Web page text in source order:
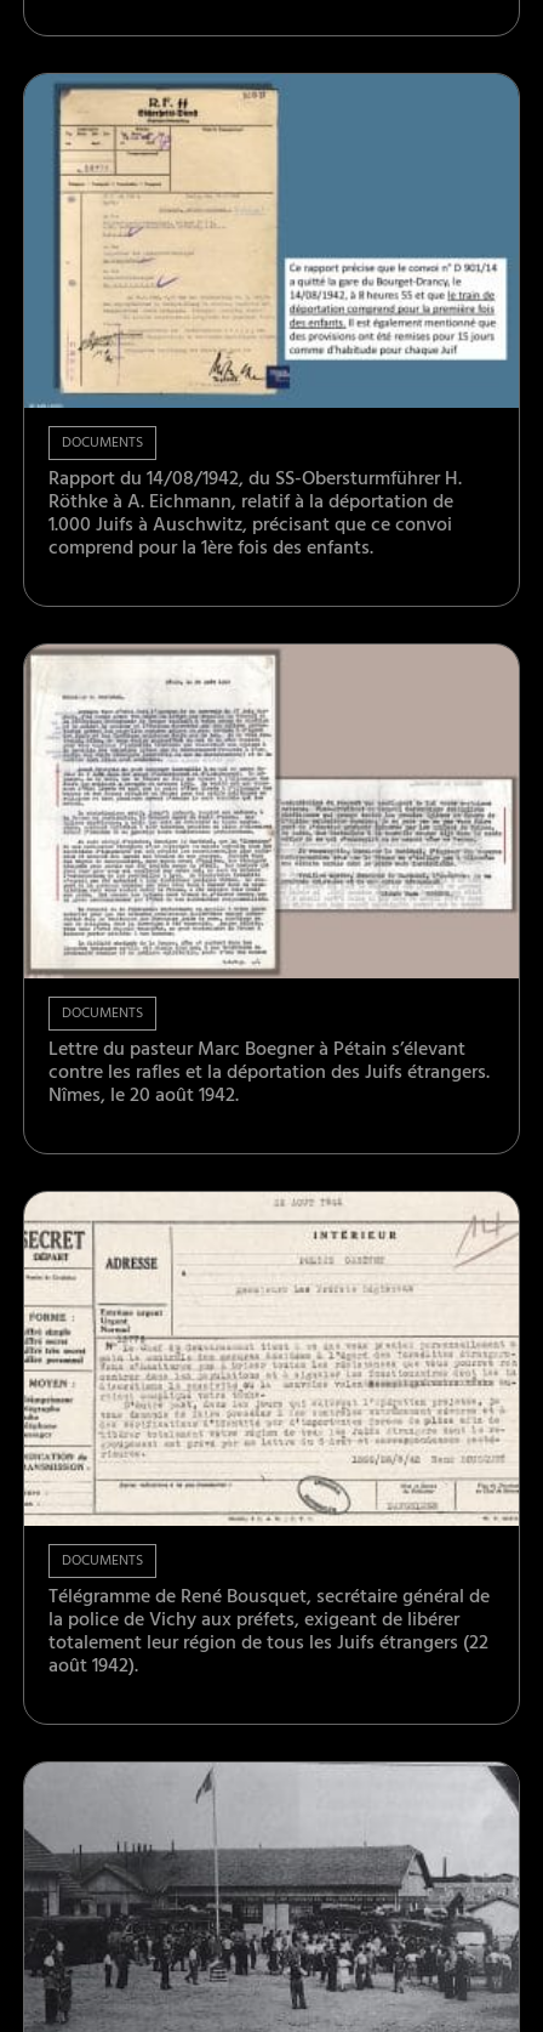
DOCUMENTS
Rapport du 14/08/1942, du SS-Obersturmführer H.
Röthke à A. Eichmann, relatif à la déportation de
1.000 Juifs à Auschwitz, précisant que ce convoi
comprend pour la 1ère fois des enfants.
DOCUMENTS
Lettre du pasteur Marc Boegner à Pétain s’élevant
contre les rafles et la déportation des Juifs étrangers.
Nîmes, le 20 août 1942.
DOCUMENTS
Télégramme de René Bousquet, secrétaire général de
la police de Vichy aux préfets, exigeant de libérer
totalement leur région de tous les Juifs étrangers (22
août 1942).